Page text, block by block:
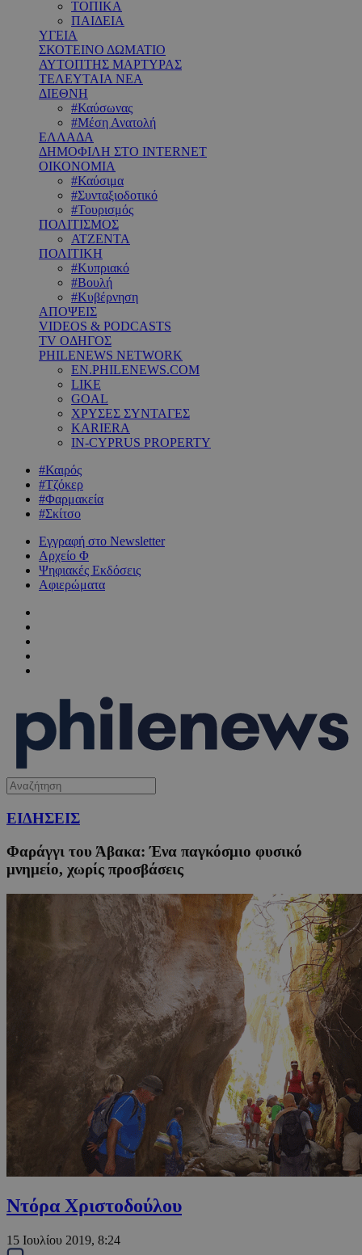
ΤΟΠΙΚΑ
ΠΑΙΔΕΙΑ
ΥΓΕΙΑ
ΣΚΟΤΕΙΝΟ ΔΩΜΑΤΙΟ
ΑΥΤΟΠΤΗΣ ΜΑΡΤΥΡΑΣ
ΤΕΛΕΥΤΑΙΑ ΝΕΑ
ΔΙΕΘΝΗ
#Καύσωνας
#Μέση Ανατολή
ΕΛΛΑΔΑ
ΔΗΜΟΦΙΛΗ ΣΤΟ INTERNET
ΟΙΚΟΝΟΜΙΑ
#Καύσιμα
#Συνταξιοδοτικό
#Τουρισμός
ΠΟΛΙΤΙΣΜΟΣ
ΑΤΖΕΝΤΑ
ΠΟΛΙΤΙΚΗ
#Κυπριακό
#Βουλή
#Κυβέρνηση
ΑΠΟΨΕΙΣ
VIDEOS & PODCASTS
TV ΟΔΗΓΟΣ
PHILENEWS NETWORK
EN.PHILENEWS.COM
LIKE
GOAL
ΧΡΥΣΕΣ ΣΥΝΤΑΓΕΣ
KARIERA
IN-CYPRUS PROPERTY
#Καιρός
#Τζόκερ
#Φαρμακεία
#Σκίτσο
Εγγραφή στο Newsletter
Αρχείο Φ
Ψηφιακές Εκδόσεις
Αφιερώματα
ΕΙΔΗΣΕΙΣ
Φαράγγι του Άβακα: Ένα παγκόσμιο φυσικό
μνημείο, χωρίς προσβάσεις
Ντόρα Χριστοδούλου
15 Ιουλίου 2019, 8:24